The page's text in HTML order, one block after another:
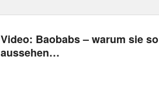
Video: Baobabs – warum sie so
aussehen…